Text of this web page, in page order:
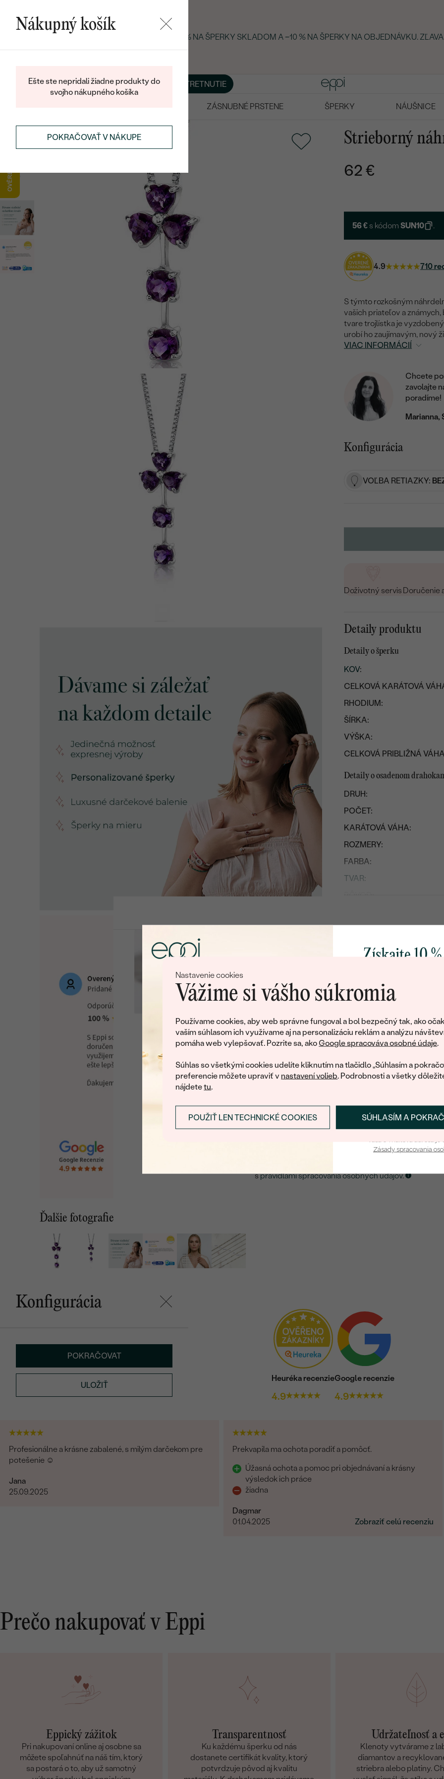
Nastavenie cookies
Vážime si vášho súkromia
Používame cookies, aby web správne fungoval a bol bezpečný tak, ako
vaším súhlasom ich využívame aj na personalizáciu reklám a analýzu
pomáha web vylepšovať. Pozrite sa, ako Google spracováva osobné údaje.
Súhlas so všetkými cookies udelíte kliknutím na tlačidlo „Súhlasím a
preferencie môžete upraviť v nastavení volieb. Podrobnosti a všetky
nájdetetu.
SÚHLASÍM A
POUŽIŤ LEN TECHNICKÉ COOKIES
LETNÝ BLACK FRIDAY: −25 % NA ŠPERKY SKLADOM A −10 % NA ŠPERKY NA OBJEDNÁVKU.
BLOGŠPERKY NA MIERU DOHODNÚŤ STRETNUTIE
ZÁSNUBNÉ PRSTENE ŠPERKY NÁUŠNICE
Ďalšie fotografie
Strieborný
62 €
56 € s kódomSUN10 .
4.9 710
S týmto rozkošným
vašich priateľov a
tvare trojlístka je
urobí ho zaujímavým, nový
VIAC INFORMÁCIÍ
Chcete
zavolajte
poradíme!
Marianna,
Konfigurácia
VOĽBA RETIAZKY:
Doživotný servis Doručenie
Detaily produktu
Detaily o šperku
KOV:
CELKOVÁ KARÁTOVÁ
RHODIUM:
ŠÍRKA:
VÝŠKA:
CELKOVÁ PRIBLIŽNÁ
Detaily o osadenom
DRUH:
POČET:
KARÁTOVÁ VÁHA:
ROZMERY:
FARBA:
TVAR:
Konfigurácia
POKRAČOVAT
ULOŽIŤ
Heuréka recenzie
4.9
Google recenzie
4.9
Profesionálne a krásne zabalené, s milým darčekom pre
potešenie ☺️
Jana
25.09.2025
Prekvapila ma ochota poradiť a pomôcť.
Úžasná ochota a pomoc pri objednávaní a krásny
výsledok ich práce
žiadna
Dagmar
01.04.2025
Zobraziť celú recenziu
Prečo nakupovať v Eppi
Eppický zážitok
Pri nakupovaní online aj osobne sa
môžete spoľahnúť na náš tím, ktorý
sa postará o to, aby už samotný
Transparentnosť
Ku každému šperku od nás
dostanete certifikát kvality, ktorý
potvrdzuje pôvod aj kvalitu
Udržateľnosť a
Klenoty vytvárame z
diamantov a
striebra alebo platiny.
Nákupný košík
Ešte ste nepridali žiadne produkty do
svojho nákupného košíka
POKRAČOVAŤ V NÁKUPE
Ľutujeme, ale tento šperk si už svojích majiteľov
U nás na vás stále čaká množstvo podobných produktov. Pokiaľ chcete byť
šperku, nechajte nám svoj e-mail.
ZASLAŤ UPOZORNENIE NA TENTO
spravidlami spracovania osobných údajov.
Získajte 10
poctivo vyrábaných
Ako darček na
obratom pošleme
Prihlásiť sa a
Zásady spracovania